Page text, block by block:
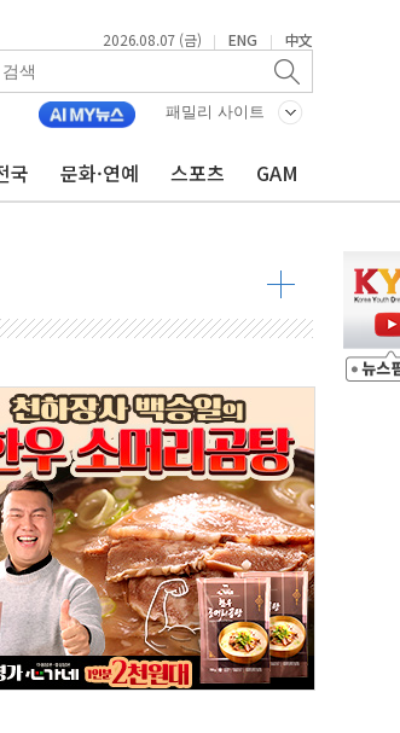
2026.08.07 (금) | ENG | 中文
패밀리 사이트
국 문화·연예 스포츠 GAM
어
호
인명피해 없어
으로부터 확보"
국 노선 다변화
확대
원 할인
출시
송정'과 상생
기반 메디테크 혁신허브' 구상
부상